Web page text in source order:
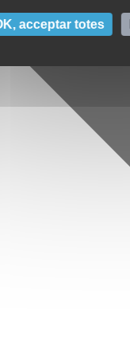
acceptar totes